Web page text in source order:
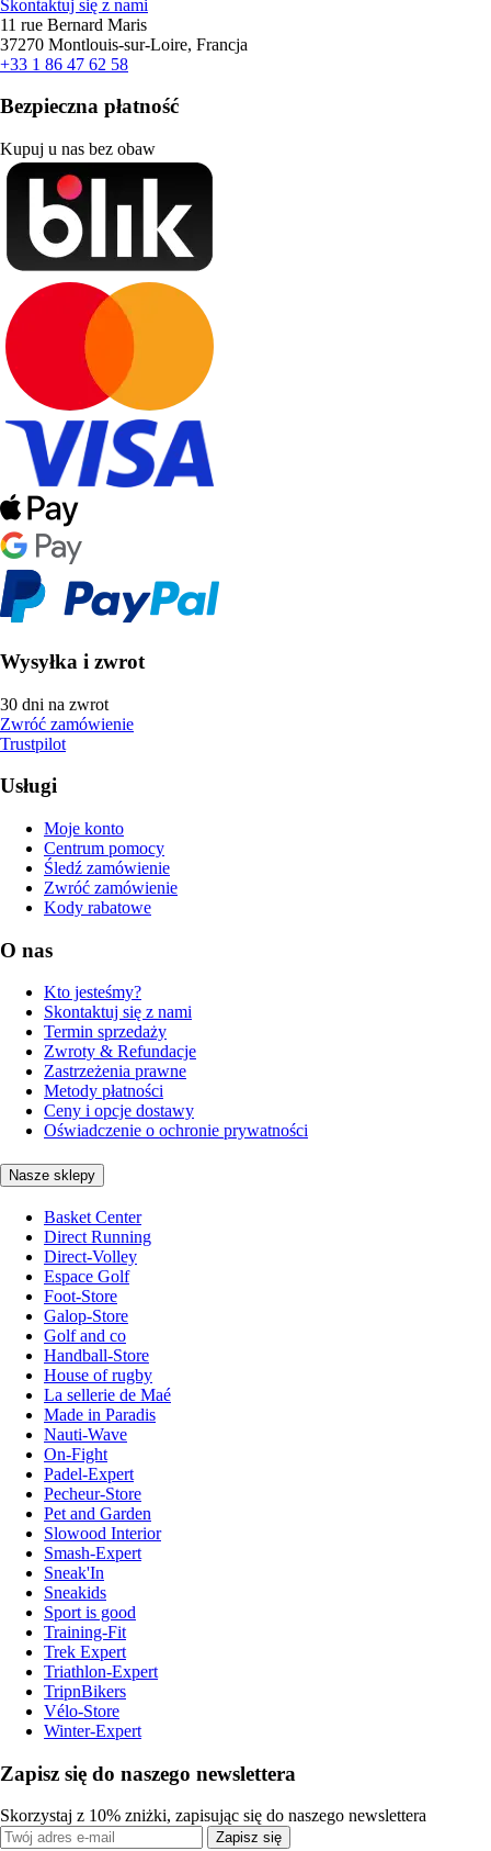
Skontaktuj się z nami
11 rue Bernard Maris
37270 Montlouis-sur-Loire, Francja
+33 1 86 47 62 58
Bezpieczna płatność
Kupuj u nas bez obaw
Wysyłka i zwrot
30 dni na zwrot
Zwróć zamówienie
Trustpilot
Usługi
Moje konto
Centrum pomocy
Śledź zamówienie
Zwróć zamówienie
Kody rabatowe
O nas
Kto jesteśmy?
Skontaktuj się z nami
Termin sprzedaży
Zwroty & Refundacje
Zastrzeżenia prawne
Metody płatności
Ceny i opcje dostawy
Oświadczenie o ochronie prywatności
Nasze sklepy
Basket Center
Direct Running
Direct-Volley
Espace Golf
Foot-Store
Galop-Store
Golf and co
Handball-Store
House of rugby
La sellerie de Maé
Made in Paradis
Nauti-Wave
On-Fight
Padel-Expert
Pecheur-Store
Pet and Garden
Slowood Interior
Smash-Expert
Sneak'In
Sneakids
Sport is good
Training-Fit
Trek Expert
Triathlon-Expert
TripnBikers
Vélo-Store
Winter-Expert
Zapisz się do naszego newslettera
Skorzystaj z 10% zniżki, zapisując się do naszego newslettera
Zapisz się